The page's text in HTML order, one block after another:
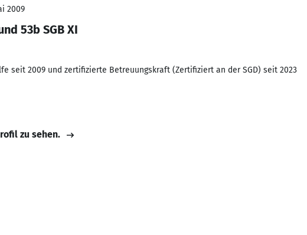
2009
53b SGB XI
seit 2009 und zertifizierte Betreuungskraft (Zertifiziert an der SGD) seit 2023
zu sehen.